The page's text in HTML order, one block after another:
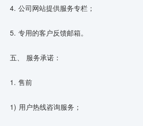
4. 公司网站提供服务专栏；
5. 专用的客户反馈邮箱。
五、 服务承诺：
1. 售前
1) 用户热线咨询服务；